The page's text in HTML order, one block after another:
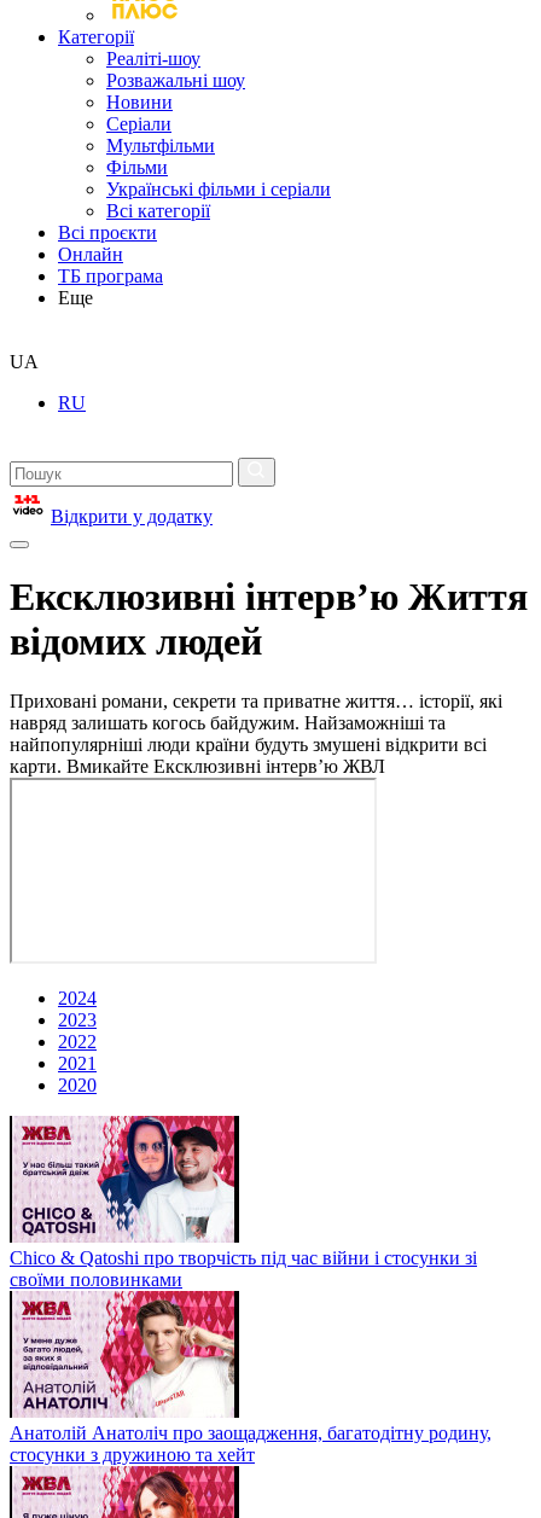
Категорії
Реаліті-шоу
Розважальні шоу
Новини
Серіали
Мультфільми
Фільми
Українські фільми і серіали
Всі категорії
Всі проєкти
Онлайн
ТБ програма
Еще
UA
RU
Відкрити у додатку
Ексклюзивні інтерв’ю Життя
відомих людей
Приховані романи, секрети та приватне життя… історії, які
навряд залишать когось байдужим. Найзаможніші та
найпопулярніші люди країни будуть змушені відкрити всі
карти. Вмикайте Ексклюзивні інтерв’ю ЖВЛ
2024
2023
2022
2021
2020
Chico & Qatoshi про творчість під час війни і стосунки зі
своїми половинками
Анатолій Анатоліч про заощадження, багатодітну родину,
стосунки з дружиною та хейт